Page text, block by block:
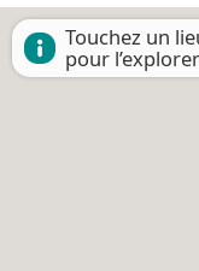
Touchez un
pour l’explorer